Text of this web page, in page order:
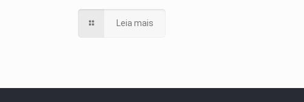
Leia mais